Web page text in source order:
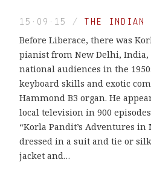
15·09·15 / THE INDIAN
Before Liberace, there was
pianist from New Delhi, India,
national audiences in the
keyboard skills and exotic
Hammond B3 organ. He
local television in 900
“Korla Pandit’s Adventures
dressed in a suit and tie or
jacket and…